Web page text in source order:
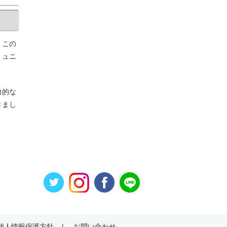
この
ニ
的な
し